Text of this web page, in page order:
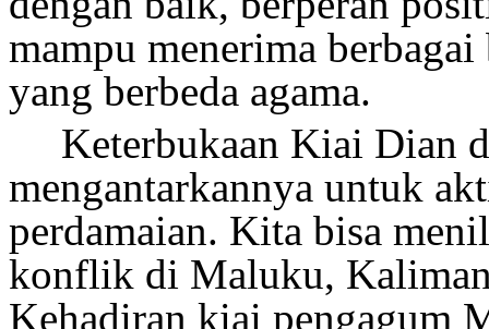
mampu menerima
yang berbeda agama.
Keterbukaan Kiai Dian
mengantarkannya untuk
perdamaian. Kita bisa
konflik di Maluku,
Kehadiran kiai pengagum